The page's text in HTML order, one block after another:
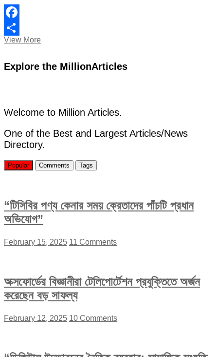
Facebook
Share
View Moreঢাবি
প্রকাশ
Explore the MillionArticles
Welcome to Million Articles.
One of the Best and Largest Articles/News
Directory.
Popular Comments Tags
“টিসিবির পণ্য কেনার সময় ক্রেতাদের পাঁচটি প্রধান
অভিযোগ”
February 15, 2025 11 Comments
অক্সফোর্ডের বিজ্ঞানীরা টেলিপোর্টেশন প্রযুক্তিতে অর্জন
করেছেন বড় সাফল্য
February 12, 2025 10 Comments